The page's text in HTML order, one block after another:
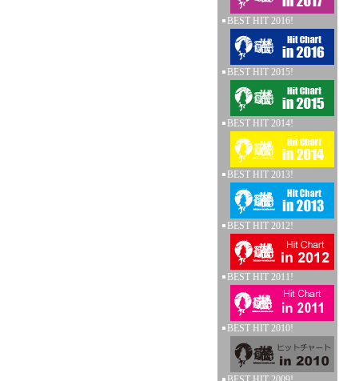
BEST HIT 2016!
BEST HIT 2015!
BEST HIT 2014!
BEST HIT 2013!
BEST HIT 2012!
BEST HIT 2011!
BEST HIT 2010!